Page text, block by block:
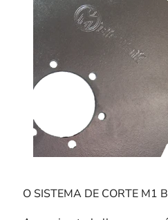
O SISTEMA DE CORTE M1